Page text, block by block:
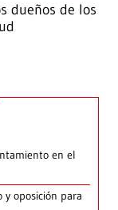
dueños de los
en el
oposición para